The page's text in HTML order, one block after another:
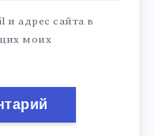
и адрес сайта в
моих